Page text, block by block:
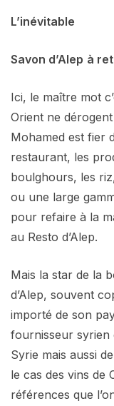
L’inévitable
Savon d’Alep à
Ici, le maître mot
Orient ne
Mohamed est fier
restaurant, les
boulghours, les
ou une large
pour refaire à la
au Resto d’Alep.
Mais la star de la
d’Alep, souvent
importé de son
fournisseur syrien
Syrie mais aussi
le cas des vins de
références que